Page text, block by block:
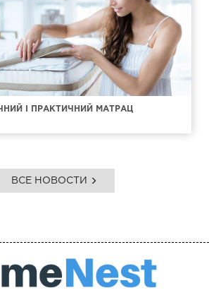
І ПРАКТИЧНИЙ МАТРАЦ
ВСЕ НОВОСТИ